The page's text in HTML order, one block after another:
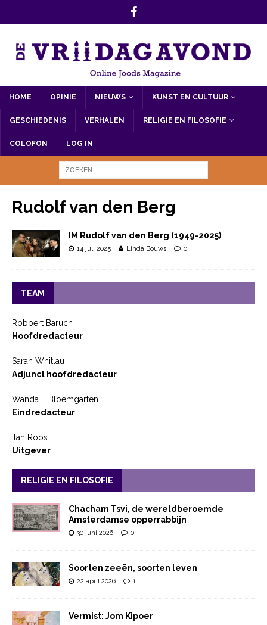
HOME OPINIE NIEUWS KUNST EN CULTUUR
GESCHIEDENIS VERHALEN RELIGIE EN FILOSOFIE
COLOFON LOG IN
Rudolf van den Berg
IM Rudolf van den Berg (1949-2025)
14 juli 2025 Linda Bouws 0
TEAM
Robbert Baruch
Hoofdredacteur
Sarah Whitlau
Adjunct hoofdredacteur
Wanda F Bloemgarten
Eindredacteur
Ilan Roos
Uitgever
RELIGIE EN FILOSOFIE
Chacham Tsvi, de wereldberoemde
Amsterdamse opperrabbijn
30 juni 2026 0
Soorten zeeën, soorten leven
22 april 2026 1
Vermist: Jom Kipoer